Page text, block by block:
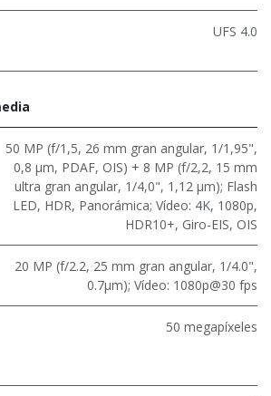
UFS 4.0
50 MP (f/1,5, 26 mm gran angular, 1/1,95",
0,8 μm, PDAF, OIS) + 8 MP (f/2,2, 15 mm
ultra gran angular, 1/4,0", 1,12 μm); Flash
LED, HDR, Panorámica; Vídeo: 4K, 1080p,
HDR10+, Giro-EIS, OIS
20 MP (f/2.2, 25 mm gran angular, 1/4.0",
0.7μm); Vídeo: 1080p@30 fps
50 megapíxeles